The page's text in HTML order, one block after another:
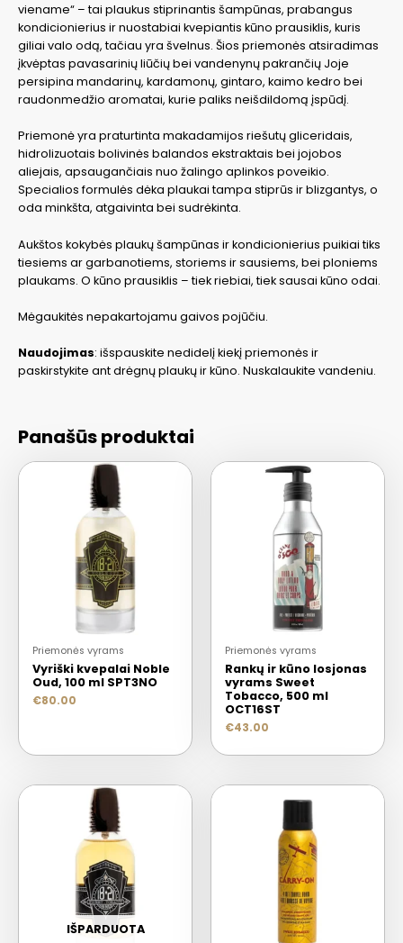
viename“ – tai plaukus stiprinantis šampūnas, prabangus
kondicionierius ir nuostabiai kvepiantis kūno prausiklis, kuris
giliai valo odą, tačiau yra švelnus. Šios priemonės atsiradimas
įkvėptas pavasarinių liūčių bei vandenynų pakrančių Joje
persipina mandarinų, kardamonų, gintaro, kaimo kedro bei
raudonmedžio aromatai, kurie paliks neišdildomą įspūdį.
Priemonė yra praturtinta makadamijos riešutų gliceridais,
hidrolizuotais bolivinės balandos ekstraktais bei jojobos
aliejais, apsaugančiais nuo žalingo aplinkos poveikio.
Specialios formulės dėka plaukai tampa stiprūs ir blizgantys, o
oda minkšta, atgaivinta bei sudrėkinta.
Aukštos kokybės plaukų šampūnas ir kondicionierius puikiai tiks
tiesiems ar garbanotiems, storiems ir sausiems, bei ploniems
plaukams. O kūno prausiklis – tiek riebiai, tiek sausai kūno odai.
Mėgaukitės nepakartojamu gaivos pojūčiu.
Naudojimas: išspauskite nedidelį kiekį priemonės ir
paskirstykite ant drėgnų plaukų ir kūno. Nuskalaukite vandeniu.
Panašūs produktai
Priemonės vyrams
Vyriški kvepalai Noble
Oud, 100 ml SPT3NO
€80.00
Priemonės vyrams
Rankų ir kūno losjonas
vyrams Sweet
Tobacco, 500 ml
OCT16ST
€43.00
IŠPARDUOTA